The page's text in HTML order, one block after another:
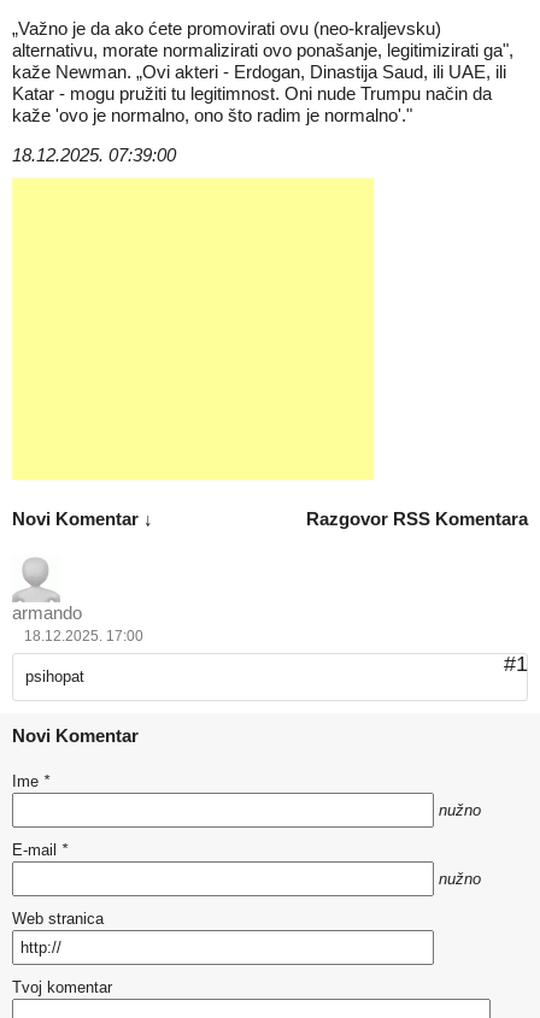
„Važno je da ako ćete promovirati ovu (neo-kraljevsku)
alternativu, morate normalizirati ovo ponašanje, legitimizirati ga",
kaže Newman. „Ovi akteri - Erdogan, Dinastija Saud, ili UAE, ili
Katar - mogu pružiti tu legitimnost. Oni nude Trumpu način da
kaže 'ovo je normalno, ono što radim je normalno'."
18.12.2025. 07:39:00
Razgovor RSS Komentara
Novi Komentar ↓
armando
18.12.2025. 17:00
#1
psihopat
Novi Komentar
Ime *
nužno
E-mail *
nužno
Web stranica
Tvoj komentar